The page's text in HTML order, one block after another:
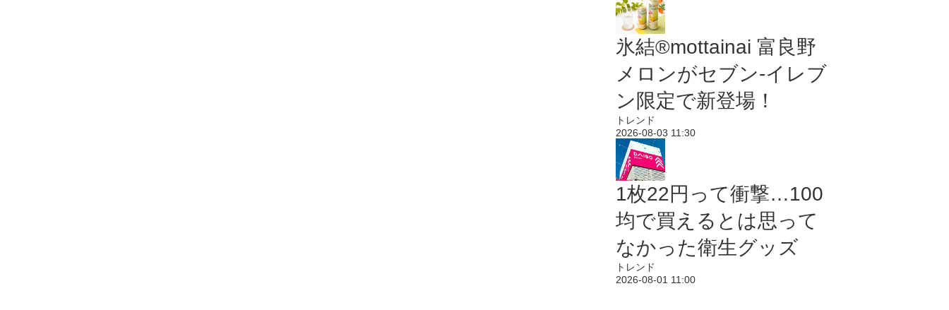
氷結®mottainai 富良野
メロンがセブン‐イレブ
ン限定で新登場！
トレンド
2026-08-03 11:30
1枚22円って衝撃…100
均で買えるとは思って
なかった衛生グッズ
トレンド
2026-08-01 11:00